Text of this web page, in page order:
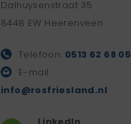
Dalhuysenstraat 35
8448 EW Heerenveen
Telefoon: 0513 62 68 05
E-mail:
info@rosfriesland.nl